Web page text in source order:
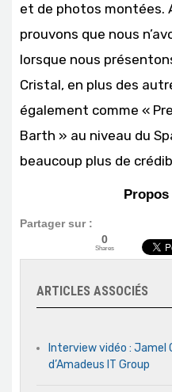
et de photos montées.
prouvons que nous
lorsque nous
Cristal, en plus des
également comme «
Barth » au niveau du
beaucoup plus de
Partager sur :
0
Shares
ARTICLES ASSOCIÉS
Interview vidéo : Jamel
d’Amadeus IT Group